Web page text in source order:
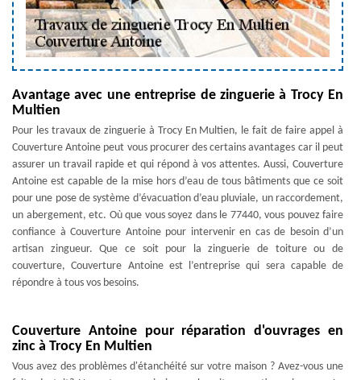
Avantage avec une entreprise de zinguerie à Trocy En
Multien
Pour les travaux de zinguerie à Trocy En Multien, le fait de faire appel à
Couverture Antoine peut vous procurer des certains avantages car il peut
assurer un travail rapide et qui répond à vos attentes. Aussi, Couverture
Antoine est capable de la mise hors d’eau de tous bâtiments que ce soit
pour une pose de système d’évacuation d’eau pluviale, un raccordement,
un abergement, etc. Où que vous soyez dans le 77440, vous pouvez faire
confiance à Couverture Antoine pour intervenir en cas de besoin d’un
artisan zingueur. Que ce soit pour la zinguerie de toiture ou de
couverture, Couverture Antoine est l’entreprise qui sera capable de
répondre à tous vos besoins.
Couverture Antoine pour réparation d'ouvrages en
zinc à Trocy En Multien
Vous avez des problèmes d'étanchéité sur votre maison ? Avez-vous une